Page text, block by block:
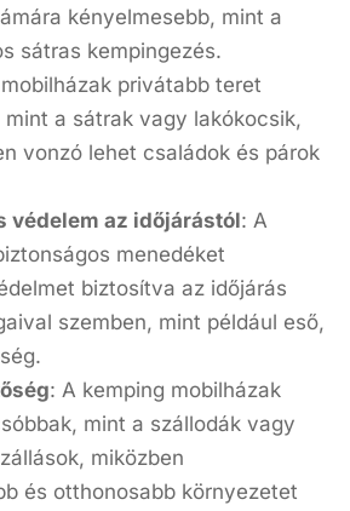
kényelmesebb, mint a
sátras kempingezés.
privátabb teret
a sátrak vagy lakókocsik,
vonzó lehet családok és párok
védelem az időjárástól: A
menedéket
biztosítva az időjárás
szemben, mint például eső,
: A kemping mobilházak
mint a szállodák vagy
miközben
és otthonosabb környezetet